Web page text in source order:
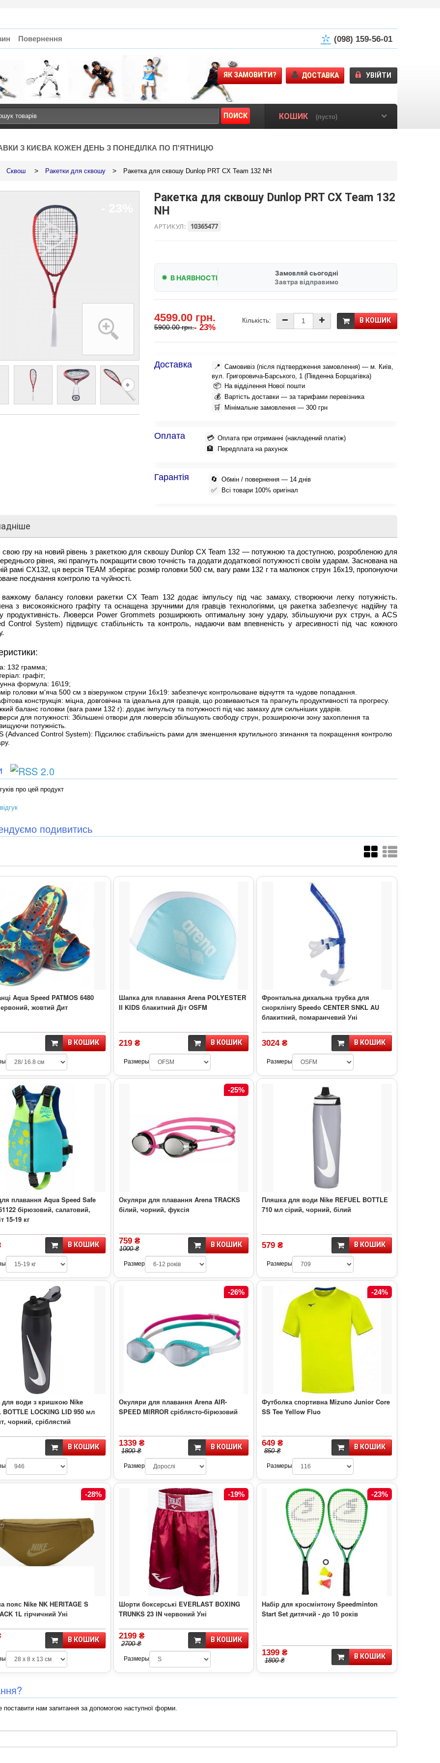
(098) 159-56-01
Повернення
ПОИСК
УВІЙТИ
ЯК ЗАМОВИТИ? ДОСТАВКА
КОШИК (пусто)
З КИЄВА КОЖЕН ДЕНЬ З ПОНЕДІЛКА ПО П'ЯТНИЦЮ
Сквош > Ракетки для сквошу > Ракетка для сквошу Dunlop PRT CX Team 132 NH
Ракетка для сквошу Dunlop PRT CX Team 132
NH
АРТИКУЛ: 10365477
Замовляй сьогодні
Завтра відправимо
В НАЯВНОСТІ
4599.00 грн.
- 23%
5900.00 грн.
В КОШИК
Кількість:
Доставка 📍 Самовивіз (після підтвердження замовлення) — м. Київ,
вул. Григоровича-Барського, 1 (Південна Борщагівка)
📦 На відділення Нової пошти
💰 Вартість доставки — за тарифами перевізника
🛒 Мінімальне замовлення — 300 грн
Оплата 💳 Оплата при отриманні (накладений платіж)
🏦 Передплата на рахунок
Гарантія 🔄 Обмін / повернення — 14 днів
✅ Всі товари 100% оригінал
свою гру на новий рівень зракеткою для сквошу Dunlop CX Team 132 — потужною та доступною, розробленою для
рівня, які прагнуть покращити свою точність та додати додаткової потужності своїм ударам. Заснована на
рамі CX132, ця версія TEAM зберігає розмір головки 500 см, вагу рами 132 г та малюнок струн 16x19, пропонуючи
поєднання контролю та чуйності.
балансу головки ракетки CX Team 132 додає імпульсу під час замаху, створюючи легку потужність.
з високоякісного графіту та оснащена зручними для гравців технологіями, ця ракетка забезпечує надійну та
продуктивність. Люверси Power Grommets розширюють оптимальну зону удару, збільшуючи рух струн, а ACS
Control System) підвищує стабільність та контроль, надаючи вам впевненість у агресивності під час кожного
132 грамма;
графіт;
формула: 16\19;
головки м'яча 500 см з візерунком струни 16x19: забезпечує контрольоване відчуття та чудове попадання.
конструкція: міцна, довговічна та ідеальна для гравців, що розвиваються та прагнуть продуктивності та прогресу.
баланс головки (вага рами 132 г): додає імпульсу та потужності під час замаху для сильніших ударів.
для потужності: Збільшені отвори для люверсів збільшують свободу струн, розширюючи зону захоплення та
потужність.
(Advanced Control System): Підсилює стабільність рами для зменшення крутильного згинання та покращення контролю
про цей продукт
подивитись
Aqua Speed PATMOS 6480
жовтий Дит
В КОШИК
Шапка для плавання Arena POLYESTER
II KIDS блакитний Діт OSFM
219 ₴ В КОШИК
Размеры
Фронтальна дихальна трубка для
снорклінгу Speedo CENTER SNKL AU
блакитний, помаранчевий Уні
3024 ₴ В КОШИК
Размеры
плавання Aqua Speed Safe
бірюзовий, салатовий,
15-19 кг
В КОШИК
-25%
Окуляри для плавання Arena TRACKS
білий, чорний, фуксія
759 ₴
1000 ₴
В КОШИК
Размер
Пляшка для води Nike REFUEL BOTTLE
710 мл сірий, чорний, білий
579 ₴ В КОШИК
Размеры
води з кришкою Nike
BOTTLE LOCKING LID 950 мл
чорний, сріблястий
В КОШИК
-26%
Окуляри для плавання Arena AIR-
SPEED MIRROR сріблясто-бірюзовий
1339 ₴
1800 ₴
В КОШИК
Размер
-24%
Футболка спортивна Mizuno Junior Core
SS Tee Yellow Fluo
649 ₴
850 ₴
В КОШИК
Размеры
-28%
пояс Nike NK HERITAGE S
1L гірчичний Уні
В КОШИК
-19%
Шорти боксерські EVERLAST BOXING
TRUNKS 23 IN червоний Уні
2199 ₴
2700 ₴
В КОШИК
Размеры
-23%
Набір для кросмінтону Speedminton
Start Set дитячий - до 10 років
1399 ₴
1800 ₴
В КОШИК
нам запитання за допомогою наступної форми.